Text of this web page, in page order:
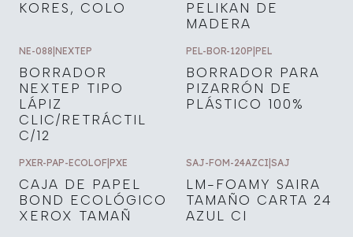
KORES, COLO
PELIKAN DE
MADERA
NE-088 NEXTEP
BORRADOR
NEXTEP TIPO
LÁPIZ
CLIC/RETRÁCTIL
C/12
PEL-BOR-120P PEL
BORRADOR PARA
PIZARRÓN DE
PLÁSTICO 100%
PXER-PAP-ECOLOF PXE
CAJA DE PAPEL
BOND ECOLÓGICO
XEROX TAMAÑ
SAJ-FOM-24AZCI SAJ
LM-FOAMY SAIRA
TAMAÑO CARTA 24
AZUL CI